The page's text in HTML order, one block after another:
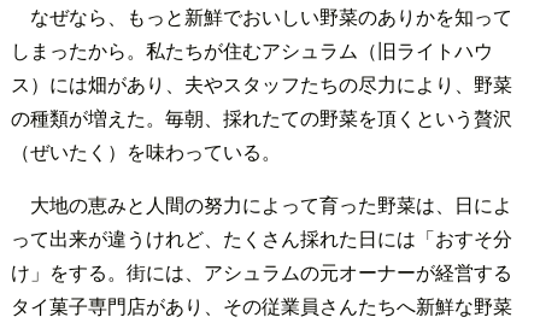
なぜなら、もっと新鮮でおいしい野菜のありかを知って
しまったから。私たちが住むアシュラム（旧ライトハウ
ス）には畑があり、夫やスタッフたちの尽力により、野菜
の種類が増えた。毎朝、採れたての野菜を頂くという贅沢
（ぜいたく）を味わっている。
大地の恵みと人間の努力によって育った野菜は、日によ
って出来が違うけれど、たくさん採れた日には「おすそ分
け」をする。街には、アシュラムの元オーナーが経営する
タイ菓子専門店があり、その従業員さんたちへ新鮮な野菜